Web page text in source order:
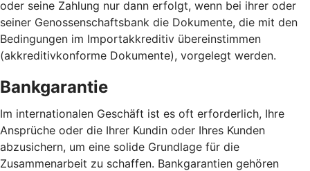
oder seine Zahlung nur dann erfolgt, wenn bei ihrer oder
seiner Genossenschaftsbank die Dokumente, die mit den
Bedingungen im Importakkreditiv übereinstimmen
(akkreditivkonforme Dokumente), vorgelegt werden.
Bankgarantie
Im internationalen Geschäft ist es oft erforderlich, Ihre
Ansprüche oder die Ihrer Kundin oder Ihres Kunden
abzusichern, um eine solide Grundlage für die
Zusammenarbeit zu schaffen. Bankgarantien gehören